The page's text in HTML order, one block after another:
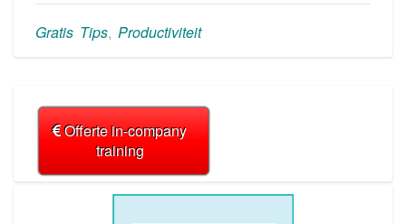
Gratis Tips, Productiviteit
Offerte in-company
training